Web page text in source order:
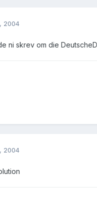
2004
ni skrev om die
2004